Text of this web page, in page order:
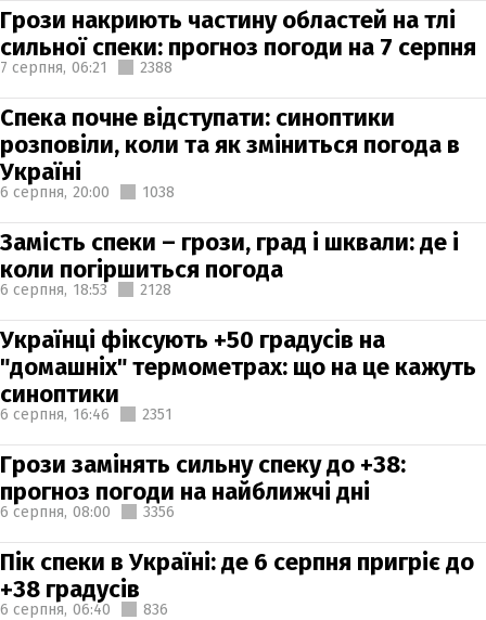
Грози накриють частину областей на тлі
сильної спеки: прогноз погоди на 7 серпня
7 серпня, 06:21 2388
Спека почне відступати: синоптики
розповіли, коли та як зміниться погода в
Україні
6 серпня, 20:00 1038
Замість спеки – грози, град і шквали: де і
коли погіршиться погода
6 серпня, 18:53 2128
Українці фіксують +50 градусів на
"домашніх" термометрах: що на це кажуть
синоптики
6 серпня, 16:46 2351
Грози замінять сильну спеку до +38:
прогноз погоди на найближчі дні
6 серпня, 08:00 3356
Пік спеки в Україні: де 6 серпня пригріє до
+38 градусів
6 серпня, 06:40 836